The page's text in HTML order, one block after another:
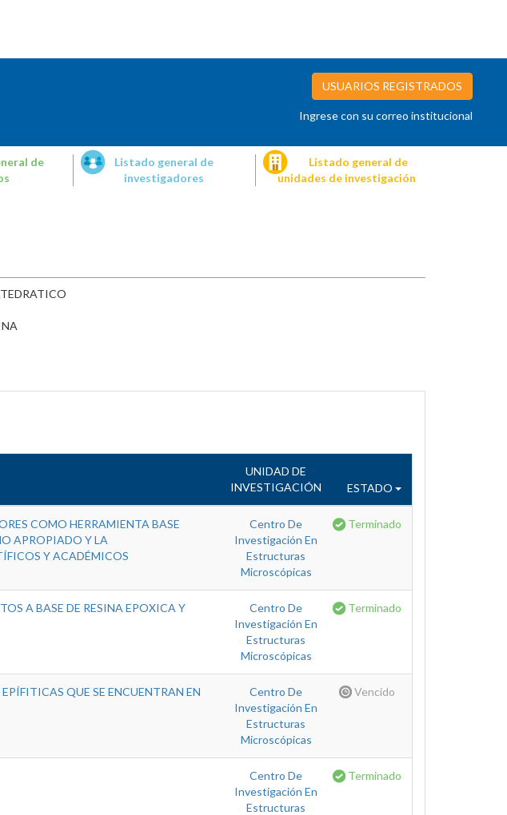
USUARIOS REGISTRADOS
Ingrese con su correo institucional
de
Listado general de
investigadores
Listado general de
unidades de investigación
UNIDAD DE
INVESTIGACIÓN
ESTADO
COMO HERRAMIENTA BASE
APROPIADO Y LA
Y ACADÉMICOS
Centro De
Investigación En
Estructuras
Microscópicas
Terminado
A BASE DE RESINA EPOXICA Y
Centro De
Investigación En
Estructuras
Microscópicas
Terminado
QUE SE ENCUENTRAN EN
Centro De
Investigación En
Estructuras
Microscópicas
Vencido
Centro De
Investigación En
Estructuras
Terminado